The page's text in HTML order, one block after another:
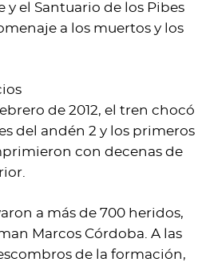
y el Santuario de los Pibes
a los muertos y los
de 2012, el tren chocó
del andén 2 y los primeros
con decenas de
a más de 700 heridos,
Marcos Córdoba. A las
de la formación,